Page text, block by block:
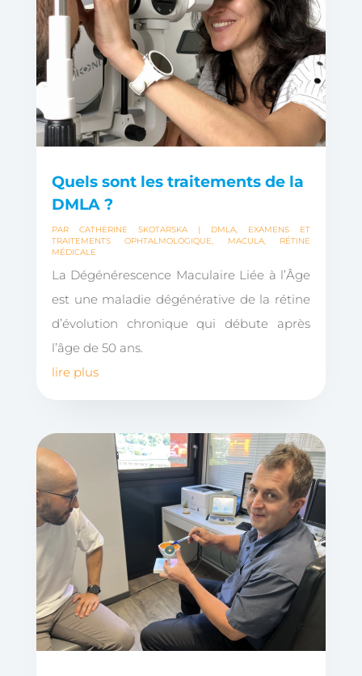
Quels sont les traitements de la
DMLA ?
PAR CATHERINE SKOTARSKA| DMLA, EXAMENS ET
TRAITEMENTS OPHTALMOLOGIQUE, MACULA, RÉTINE
MÉDICALE
La Dégénérescence Maculaire Liée à l’Âge
est une maladie dégénérative de la rétine
d’évolution chronique qui débute après
l’âge de 50 ans.
lire plus